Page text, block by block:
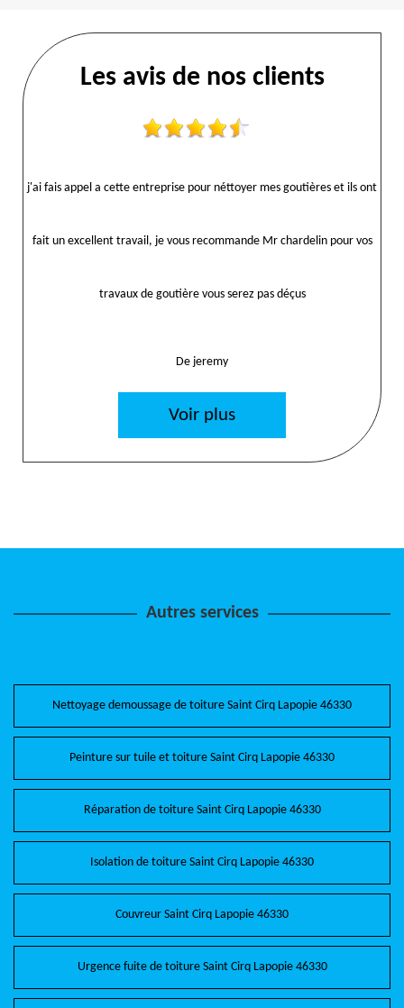
Les avis de nos clients
j'ai fais appel a cette entreprise pour néttoyer mes goutières et ils ont
fait un excellent travail, je vous recommande Mr chardelin pour vos
travaux de goutière vous serez pas déçus
De jeremy
Voir plus
Autres services
Nettoyage demoussage de toiture Saint Cirq Lapopie 46330
Peinture sur tuile et toiture Saint Cirq Lapopie 46330
Réparation de toiture Saint Cirq Lapopie 46330
Isolation de toiture Saint Cirq Lapopie 46330
Couvreur Saint Cirq Lapopie 46330
Urgence fuite de toiture Saint Cirq Lapopie 46330